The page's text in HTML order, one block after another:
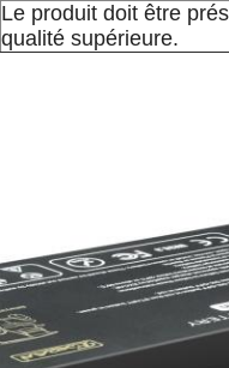
Le produit doit être
qualité supérieure.